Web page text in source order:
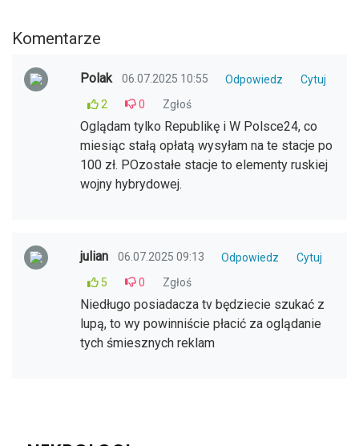
Komentarze
Polak 06.07.2025 10:55 Odpowiedz
Cytuj
2
0 Zgłoś
Oglądam tylko Republikę i W Polsce24, co
miesiąc stałą opłatą wysyłam na te stacje po
100 zł. POzostałe stacje to elementy ruskiej
wojny hybrydowej.
julian 06.07.2025 09:13 Odpowiedz
Cytuj
5
0 Zgłoś
Niedługo posiadacza tv będziecie szukać z
lupą, to wy powinniście płacić za oglądanie
tych śmiesznych reklam